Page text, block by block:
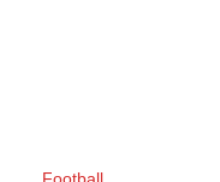
Football